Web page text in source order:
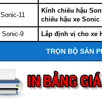
Sonic-11
Kính chiếu hậu
chiếu hậu xe Sonic
Sonic-9 Lắp định vị cho xe
TRỌN BỘ SẢN